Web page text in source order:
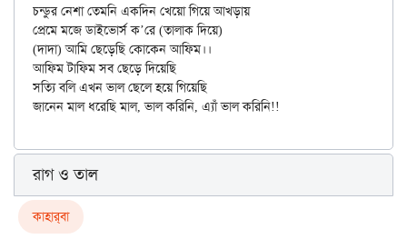
চন্ডুর নেশা তেমনি একদিন খেয়ো গিয়ে আখড়ায়
প্রেমে মজে ডাইভোর্স ক’রে (তালাক দিয়ে)
(দাদা) আমি ছেড়েছি কোকেন আফিম।।
আফিম টাফিম সব ছেড়ে দিয়েছি
সত্যি বলি এখন ভাল ছেলে হয়ে গিয়েছি
রাগ ও তাল
কাহার্‌বা